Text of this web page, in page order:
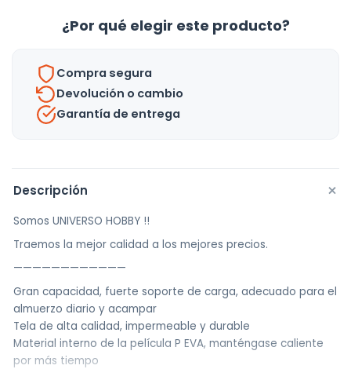
Conservadora
cantidad
¿Por qué elegir este producto?
Compra segura
Devolución o cambio
Garantía de entrega
Descripción +
Somos UNIVERSO HOBBY !!
Traemos la mejor calidad a los mejores precios.
————————————
Gran capacidad, fuerte soporte de carga, adecuado para el
almuerzo diario y acampar
Tela de alta calidad, impermeable y durable
Material interno de la película P EVA, manténgase caliente
por más tiempo